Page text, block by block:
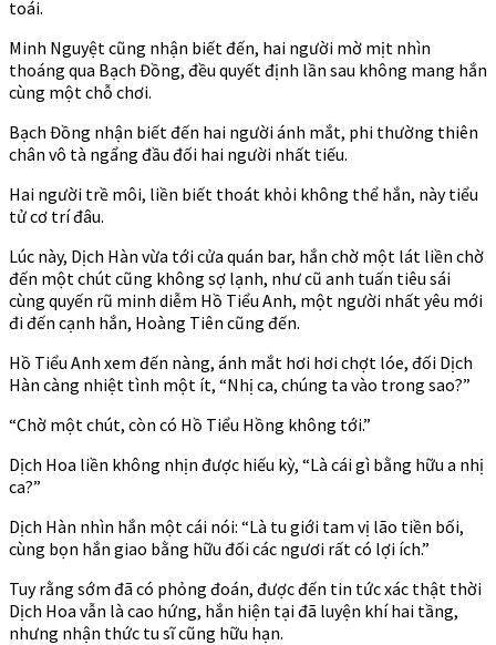
toái.
Minh Nguyệt cũng nhận biết đến, hai người mờ mịt nhìn
thoáng qua Bạch Đồng, đều quyết định lần sau không mang hắn
cùng một chỗ chơi.
Bạch Đồng nhận biết đến hai người ánh mắt, phi thường thiên
chân vô tà ngẩng đầu đối hai người nhất tiếu.
Hai người trề môi, liền biết thoát khỏi không thể hắn, này tiểu
tử cơ trí đâu.
Lúc này, Dịch Hàn vừa tới cửa quán bar, hắn chờ một lát liền chờ
đến một chút cũng không sợ lạnh, như cũ anh tuấn tiêu sái
cùng quyến rũ minh diễm Hồ Tiểu Anh, một người nhất yêu mới
đi đến cạnh hắn, Hoàng Tiên cũng đến.
Hồ Tiểu Anh xem đến nàng, ánh mắt hơi hơi chợt lóe, đối Dịch
Hàn càng nhiệt tình một ít, “Nhị ca, chúng ta vào trong sao?”
“Chờ một chút, còn có Hồ Tiểu Hồng không tới.”
Dịch Hoa liền không nhịn được hiếu kỳ, “Là cái gì bằng hữu a nhị
ca?”
Dịch Hàn nhìn hắn một cái nói: “Là tu giới tam vị lão tiền bối,
cùng bọn hắn giao bằng hữu đối các ngươi rất có lợi ích.”
Tuy rằng sớm đã có phỏng đoán, được đến tin tức xác thật thời
Dịch Hoa vẫn là cao hứng, hắn hiện tại đã luyện khí hai tầng,
nhưng nhận thức tu sĩ cũng hữu hạn.